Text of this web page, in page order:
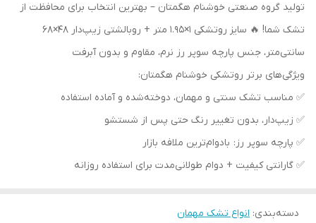
تولید گروه صنعتی خوشنام هگمتان – بهترین انتخاب برای محافظت از
تشک شما! 🔥 سایز روتشکی ۱×۱.۹۵ متر + روبالشتی زیپ‌دار ۴۸×۶۸
سانتی‌متر، جنس پارچه سوپر رز نرم، مقاوم و بدون آبرفت
ویژگی‌های برتر روتشکی خوشنام هگمتان:
✅ مناسب تشک سنتی و مهمان، دوخته‌شده و آماده استفاده
✅ زیپ‌دار، بدون تغییر رنگ حتی پس از شستشو
✅ پارچه سوپر رز: بادوام‌ترین ملافه بازار
✅ گارانتی کیفیت + دوام طولانی‌مدت برای استفاده روزانه
دسته‌بندی: انواع تشک مهمان